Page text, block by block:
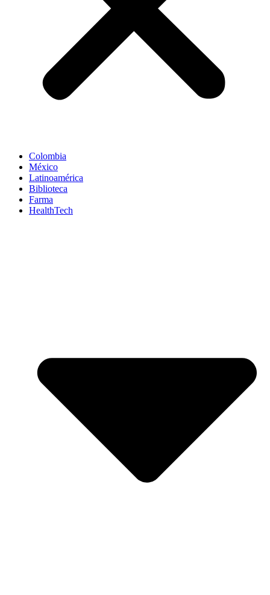
Colombia
México
Latinoamérica
Biblioteca
Farma
HealthTech